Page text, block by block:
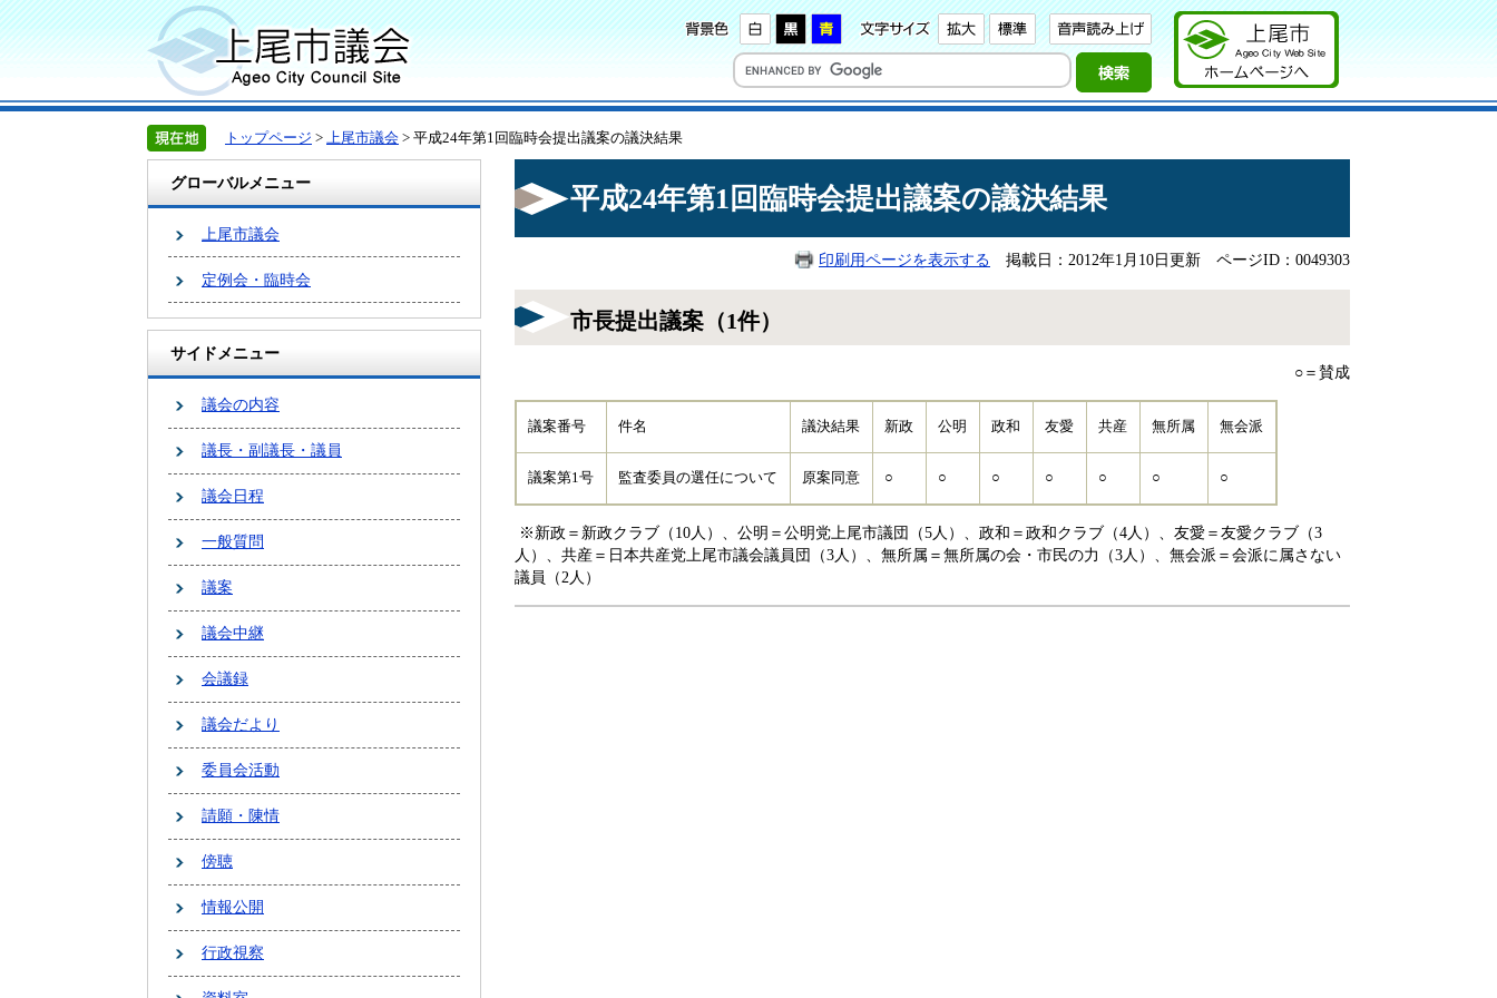
トップページ > 上尾市議会 > 平成24年第1回臨時会提出議案の議決結果
グローバルメニュー
上尾市議会
定例会・臨時会
サイドメニュー
議会の内容
議長・副議長・議員
議会日程
一般質問
議案
議会中継
会議録
議会だより
委員会活動
請願・陳情
傍聴
情報公開
行政視察
平成24年第1回臨時会提出議案の議決結果
印刷用ページを表示する 掲載日：2012年1月10日更新 ページID：0049303
市長提出議案（1件）
○＝賛成
議案番号 件名 議決結果 新政 公明 政和 友愛 共産 無所属 無会派
議案第1号 監査委員の選任について 原案同意 ○ ○ ○ ○ ○ ○ ○
※新政＝新政クラブ（10人）、公明＝公明党上尾市議団（5人）、政和＝政和クラブ（4人）、友愛＝友愛クラブ（3
人）、共産＝日本共産党上尾市議会議員団（3人）、無所属＝無所属の会・市民の力（3人）、無会派＝会派に属さない
議員（2人）